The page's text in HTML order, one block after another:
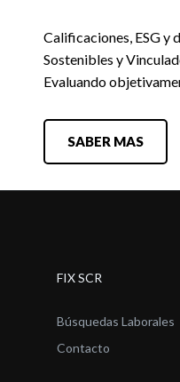
Calificaciones, ESG y
Sostenibles y
Evaluando
SABER MAS
FIX SCR
Búsquedas Laborales
Contacto